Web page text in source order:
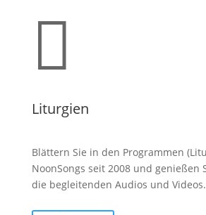

Liturgien
Blättern Sie in den Programmen
NoonSongs seit 2008 und genießen
die begleitenden Audios und Videos.